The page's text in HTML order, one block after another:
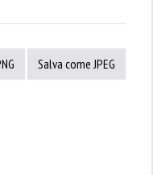
Salva come JPEG